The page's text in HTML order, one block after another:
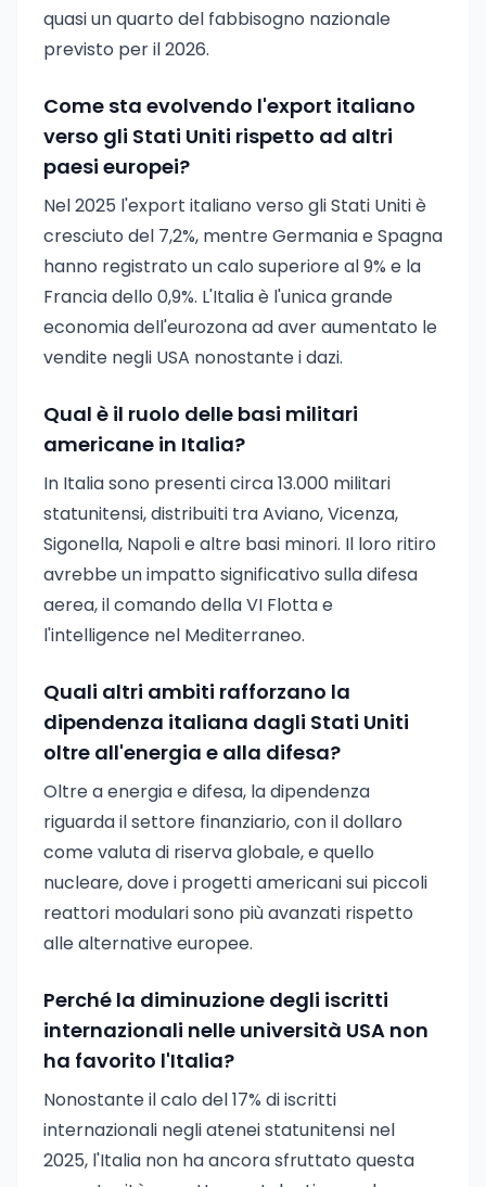
quasi un quarto del fabbisogno nazionale
previsto per il 2026.
Come sta evolvendo l'export italiano
verso gli Stati Uniti rispetto ad altri
paesi europei?
Nel 2025 l'export italiano verso gli Stati Uniti è
cresciuto del 7,2%, mentre Germania e Spagna
hanno registrato un calo superiore al 9% e la
Francia dello 0,9%. L'Italia è l'unica grande
economia dell'eurozona ad aver aumentato le
vendite negli USA nonostante i dazi.
Qual è il ruolo delle basi militari
americane in Italia?
In Italia sono presenti circa 13.000 militari
statunitensi, distribuiti tra Aviano, Vicenza,
Sigonella, Napoli e altre basi minori. Il loro ritiro
avrebbe un impatto significativo sulla difesa
aerea, il comando della VI Flotta e
l'intelligence nel Mediterraneo.
Quali altri ambiti rafforzano la
dipendenza italiana dagli Stati Uniti
oltre all'energia e alla difesa?
Oltre a energia e difesa, la dipendenza
riguarda il settore finanziario, con il dollaro
come valuta di riserva globale, e quello
nucleare, dove i progetti americani sui piccoli
reattori modulari sono più avanzati rispetto
alle alternative europee.
Perché la diminuzione degli iscritti
internazionali nelle università USA non
ha favorito l'Italia?
Nonostante il calo del 17% di iscritti
internazionali negli atenei statunitensi nel
2025, l'Italia non ha ancora sfruttato questa